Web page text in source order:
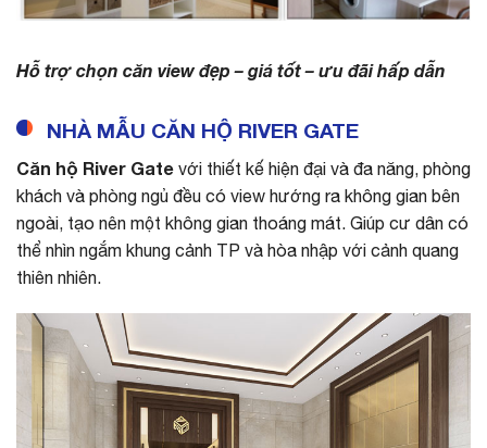
Hỗ trợ chọn căn view đẹp – giá tốt – ưu đãi hấp dẫn
NHÀ MẪU CĂN HỘ RIVER GATE
Căn hộ River Gate với thiết kế hiện đại và đa năng, phòng
khách và phòng ngủ đều có view hướng ra không gian bên
ngoài, tạo nên một không gian thoáng mát. Giúp cư dân có
thể nhìn ngắm khung cảnh TP và hòa nhập với cảnh quang
thiên nhiên.